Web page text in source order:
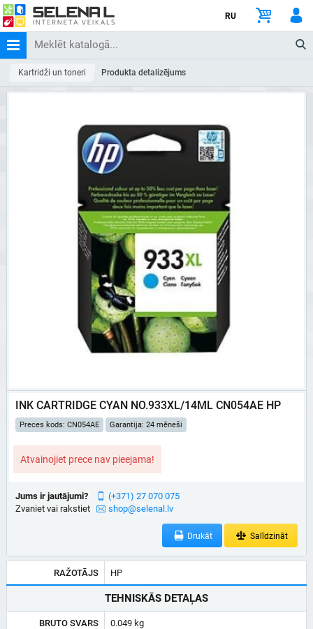
RU
Kartridži un toneri Produkta detalizējums
INK CARTRIDGE CYAN NO.933XL/14ML CN054AE HP
Preces kods: CN054AE Garantija: 24 mēneši
Atvainojiet prece nav pieejama!
Jums ir jautājumi?
Zvaniet vai rakstiet
(+371) 27 070 075
shop@selenal.lv
Drukāt Salīdzināt
RAŽOTĀJS HP
TEHNISKĀS DETAĻAS
BRUTO SVARS 0.049 kg